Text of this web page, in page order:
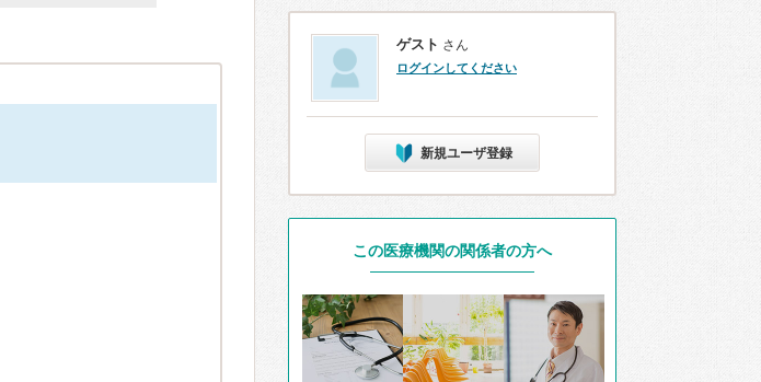
ゲスト さん
ログインしてください
新規ユーザ登録
この医療機関の関係者の方へ